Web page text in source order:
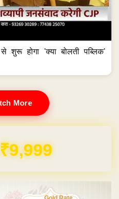
शुरू होगा 'क्या बोलती पब्लिक'
More